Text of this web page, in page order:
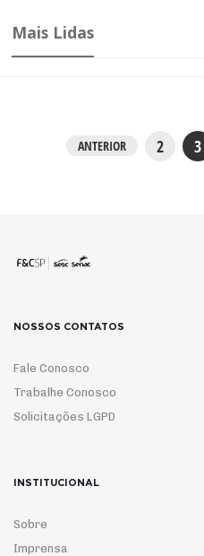
Mais Lidas
ANTERIOR 2 3
NOSSOS CONTATOS
Fale Conosco
Trabalhe Conosco
Solicitações LGPD
INSTITUCIONAL
Sobre
Imprensa